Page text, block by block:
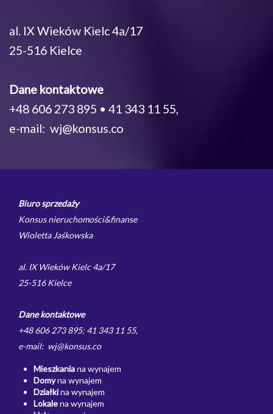
al. IX Wieków Kielc 4a/17
25-516 Kielce
Dane kontaktowe
+48 606 273 895 • 41 343 11 55,
e-mail: wj@konsus.co
Biuro sprzedaży
Konsus nieruchomości&finanse
Wioletta Jaśkowska
al. IX Wieków Kielc 4a/17
25-516 Kielce
Dane kontaktowe
+48 606 273 895; 41 343 11 55,
e-mail: wj@konsus.co
Mieszkaniana wynajem
Domyna wynajem
Działkina wynajem
Lokalena wynajem